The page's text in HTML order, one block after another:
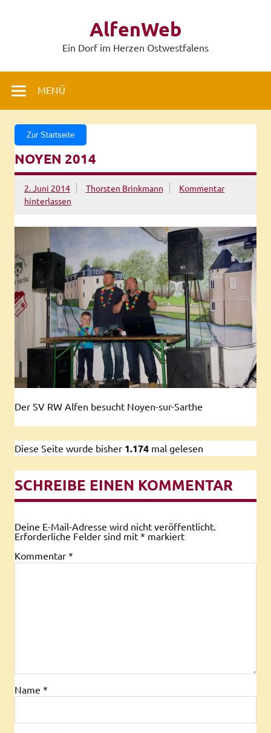
AlfenWeb
Ein Dorf im Herzen Ostwestfalens
MENÜ
Zur Startseite
NOYEN 2014
2. Juni 2014 Thorsten Brinkmann
Kommentar
hinterlassen
Der SV RW Alfen besucht Noyen-sur-Sarthe
Diese Seite wurde bisher 1.174 mal gelesen
SCHREIBE EINEN KOMMENTAR
Deine E-Mail-Adresse wird nicht veröffentlicht.
Erforderliche Felder sind mit * markiert
Kommentar *
Name *